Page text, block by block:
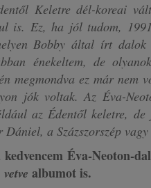
Keletre dél-koreai
is. Ez, ha jól tudom,
Bobby által írt
énekeltem, de
megmondva ez már nem
jók voltak. Az Éva-
az Édentől keletre,
a Százszorszép
Éva-Neoton-
albumot is.